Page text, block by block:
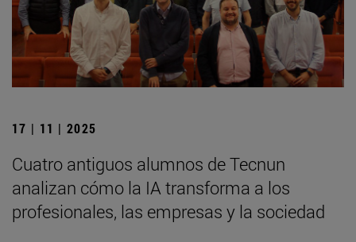
17 | 11 | 2025
Cuatro antiguos alumnos de Tecnun
analizan cómo la IA transforma a los
profesionales, las empresas y la sociedad